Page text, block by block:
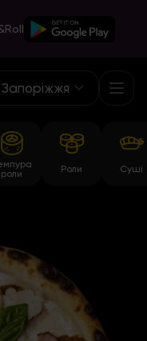
Запоріжжя
роли
Роли Суші